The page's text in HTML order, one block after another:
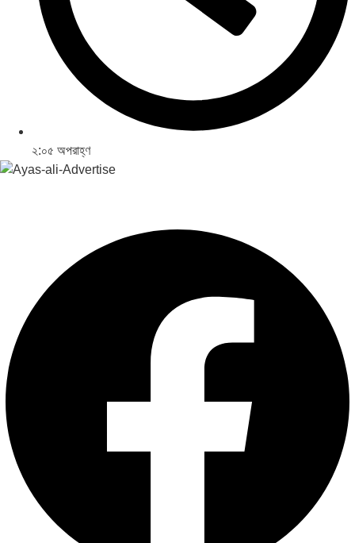
২:০৫ অপরাহ্ণ